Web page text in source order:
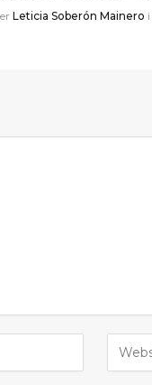
Leticia Soberón Mainero i